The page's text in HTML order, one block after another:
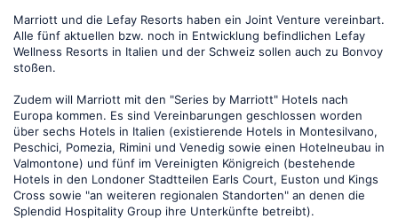
Marriott und die Lefay Resorts haben ein Joint Venture vereinbart.
Alle fünf aktuellen bzw. noch in Entwicklung befindlichen Lefay
Wellness Resorts in Italien und der Schweiz sollen auch zu Bonvoy
stoßen.
Zudem will Marriott mit den "Series by Marriott" Hotels nach
Europa kommen. Es sind Vereinbarungen geschlossen worden
über sechs Hotels in Italien (existierende Hotels in Montesilvano,
Peschici, Pomezia, Rimini und Venedig sowie einen Hotelneubau in
Valmontone) und fünf im Vereinigten Königreich (bestehende
Hotels in den Londoner Stadtteilen Earls Court, Euston und Kings
Cross sowie "an weiteren regionalen Standorten" an denen die
Splendid Hospitality Group ihre Unterkünfte betreibt).